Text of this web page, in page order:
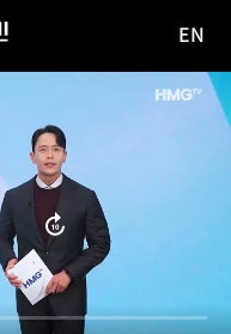
사이
EN